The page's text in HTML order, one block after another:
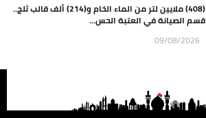
(408) ملايين لتر من الماء الخام و(214) ألف قالب ثلج..
قسم الصيانة في العتبة الحس...
09/08/2026